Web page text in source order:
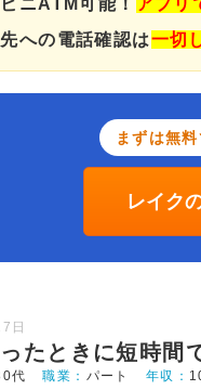
ニATM可能！ アプリ
への電話確認は一切
まずは無
レイク
日
たときに短時間
代 職業： パート 年収：